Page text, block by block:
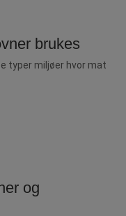
brukes
typer miljøer hvor mat
og